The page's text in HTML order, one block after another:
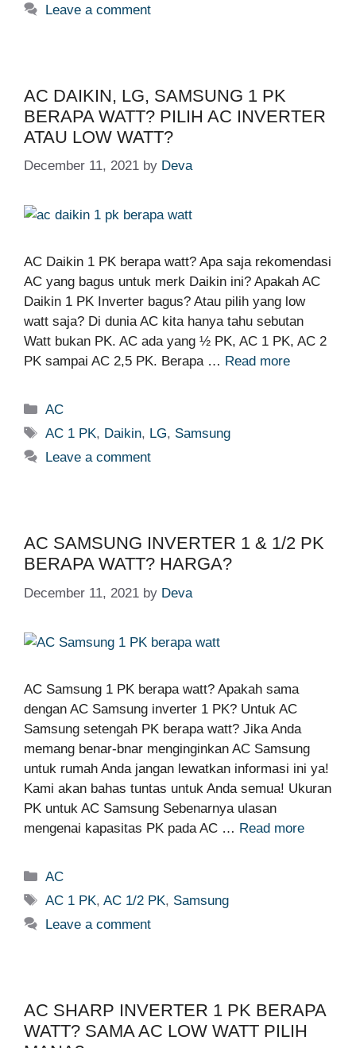
Leave a comment
AC DAIKIN, LG, SAMSUNG 1 PK
BERAPA WATT? PILIH AC INVERTER
ATAU LOW WATT?
December 11, 2021 by Deva
AC Daikin 1 PK berapa watt? Apa saja rekomendasi
AC yang bagus untuk merk Daikin ini? Apakah AC
Daikin 1 PK Inverter bagus? Atau pilih yang low
watt saja? Di dunia AC kita hanya tahu sebutan
Watt bukan PK. AC ada yang ½ PK, AC 1 PK, AC 2
PK sampai AC 2,5 PK. Berapa … Read more
Categories
AC
Tags
AC 1 PK, Daikin, LG, Samsung
Leave a comment
AC SAMSUNG INVERTER 1 & 1/2 PK
BERAPA WATT? HARGA?
December 11, 2021 by Deva
AC Samsung 1 PK berapa watt? Apakah sama
dengan AC Samsung inverter 1 PK? Untuk AC
Samsung setengah PK berapa watt? Jika Anda
memang benar-bnar menginginkan AC Samsung
untuk rumah Anda jangan lewatkan informasi ini ya!
Kami akan bahas tuntas untuk Anda semua! Ukuran
PK untuk AC Samsung Sebenarnya ulasan
mengenai kapasitas PK pada AC … Read more
Categories
AC
Tags
AC 1 PK,AC 1/2 PK, Samsung
Leave a comment
AC SHARP INVERTER 1 PK BERAPA
WATT? SAMA AC LOW WATT PILIH